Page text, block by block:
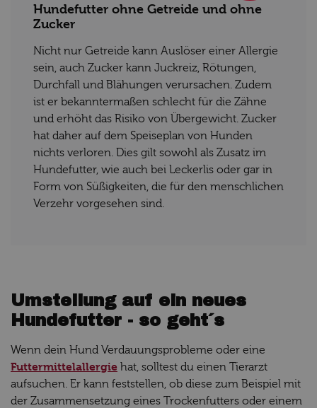
Hundefutter ohne Getreide und ohne
Zucker
Nicht nur Getreide kann Auslöser einer Allergie
sein, auch Zucker kann Juckreiz, Rötungen,
Durchfall und Blähungen verursachen. Zudem
ist er bekanntermaßen schlecht für die Zähne
und erhöht das Risiko von Übergewicht. Zucker
hat daher auf dem Speiseplan von Hunden
nichts verloren. Dies gilt sowohl als Zusatz im
Hundefutter, wie auch bei Leckerlis oder gar in
Form von Süßigkeiten, die für den menschlichen
Verzehr vorgesehen sind.
Umstellung auf ein neues
Hundefutter - so geht´s
Wenn dein Hund Verdauungsprobleme oder eine
Futtermittelallergie hat, solltest du einen Tierarzt
aufsuchen. Er kann feststellen, ob diese zum Beispiel mit
der Zusammensetzung eines Trockenfutters oder einem